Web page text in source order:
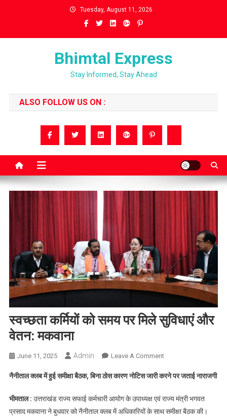
Tuesday, August 11, 2026
Bhimtal Express
Stay Informed, Stay Ahead
ALSO FOLLOW US ON :
स्वच्छता कर्मियों को समय पर मिले सुविधाएं और
वेतन: मकवाना
June 11, 2025 Admin Leave A CommentOn
कर्मियों
समय
पर
नैनीताल क्लब में हुई समीक्षा बैठक, बिना ठोस कारण नोटिस जारी करने पर जताई नाराजगी
भीमताल : उत्तराखंड राज्य सफाई कर्मचारी आयोग के उपाध्यक्ष एवं राज्य मंत्री भगवत
प्रसाद मकवाना ने बुधवार को नैनीताल क्लब में अधिकारियों के साथ समीक्षा बैठक की।